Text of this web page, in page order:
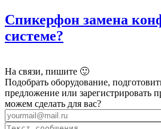
Спикерфон замена
системе?
На связи, пишите 🙂
Подобрать оборудование,
предложение или зарегистрировать
можем сделать для вас?